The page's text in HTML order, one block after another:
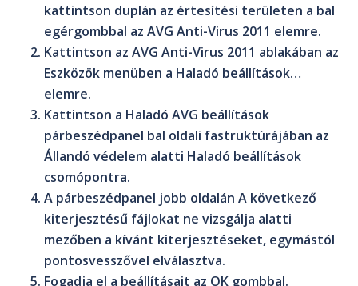
kattintson duplán az értesítési területen a bal
egérgombbal az AVG Anti-Virus 2011 elemre.
Kattintson az AVG Anti-Virus 2011 ablakában az
Eszközök menüben a Haladó beállítások…
elemre.
Kattintson a Haladó AVG beállítások
párbeszédpanel bal oldali fastruktúrájában az
Állandó védelem alatti Haladó beállítások
csomópontra.
A párbeszédpanel jobb oldalán A következő
kiterjesztésű fájlokat ne vizsgálja alatti
mezőben a kívánt kiterjesztéseket, egymástól
pontosvesszővel elválasztva.
Fogadja el a beállításait az OK gombbal.